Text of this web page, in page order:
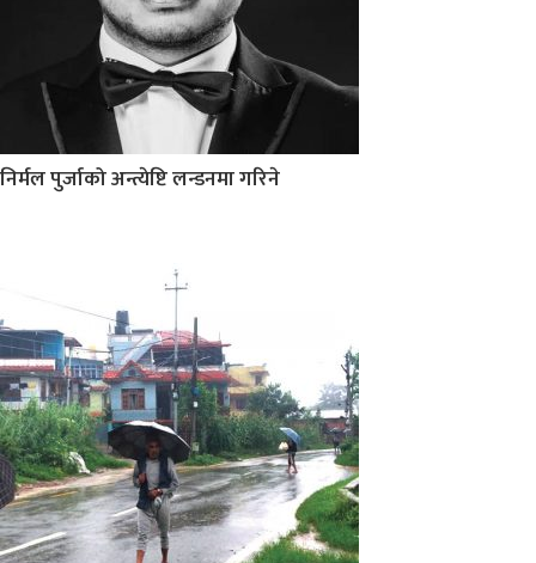
निर्मल पुर्जाको अन्त्येष्टि लन्डनमा गरिने